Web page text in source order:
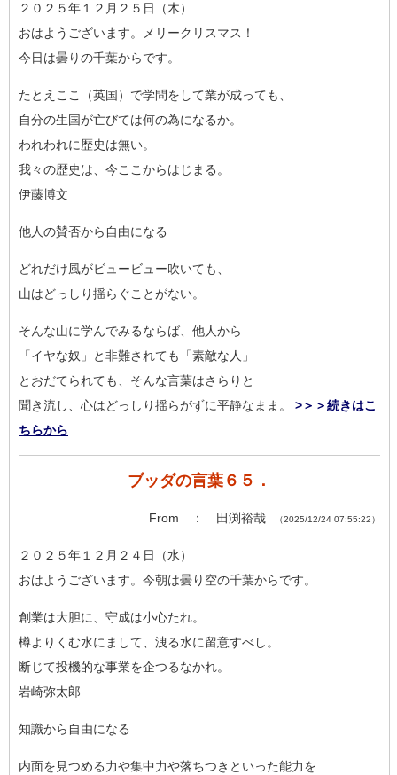
２０２５年１２月２５日（木）
おはようございます。メリークリスマス！
今日は曇りの千葉からです。
たとえここ（英国）で学問をして業が成っても、
自分の生国が亡びては何の為になるか。
われわれに歴史は無い。
我々の歴史は、今ここからはじまる。
伊藤博文
他人の賛否から自由になる
どれだけ風がビュービュー吹いても、
山はどっしり揺らぐことがない。
そんな山に学んでみるならば、他人から
「イヤな奴」と非難されても「素敵な人」
とおだてられても、そんな言葉はさらりと
聞き流し、心はどっしり揺らがずに平静なまま。 >＞＞続きはこ
ちらから
ブッダの言葉６５．
From ： 田渕裕哉 （2025/12/24 07:55:22）
２０２５年１２月２４日（水）
おはようございます。今朝は曇り空の千葉からです。
創業は大胆に、守成は小心たれ。
樽よりくむ水にまして、洩る水に留意すべし。
断じて投機的な事業を企つるなかれ。
岩崎弥太郎
知識から自由になる
内面を見つめる力や集中力や落ちつきといった能力を